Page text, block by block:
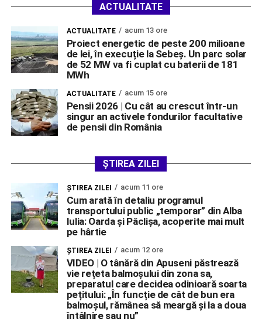
ACTUALITATE
ACTUALITATE acum 13 ore
Proiect energetic de peste 200 milioane
de lei, în execuție la Sebeș. Un parc solar
de 52 MW va fi cuplat cu baterii de 181
MWh
ACTUALITATE acum 15 ore
Pensii 2026 | Cu cât au crescut într-un
singur an activele fondurilor facultative
de pensii din România
ȘTIREA ZILEI
ŞTIREA ZILEI acum 11 ore
Cum arată în detaliu programul
transportului public „temporar” din Alba
Iulia: Oarda și Pâclișa, acoperite mai mult
pe hârtie
ŞTIREA ZILEI acum 12 ore
VIDEO | O tânără din Apuseni păstrează
vie rețeta balmoșului din zona sa,
preparatul care decidea odinioară soarta
pețitului: „În funcție de cât de bun era
balmoșul, rămânea să meargă și la a doua
întâlnire sau nu”